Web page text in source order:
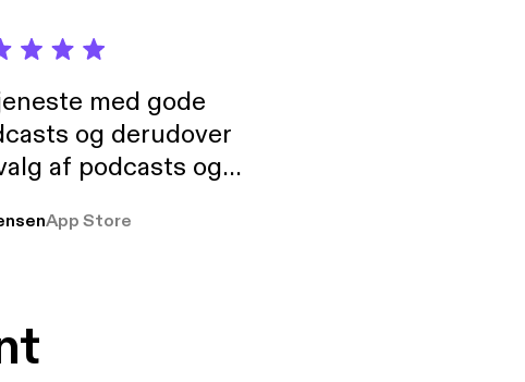
med gode
og derudover
af podcasts og
udelukkende pga
App Store